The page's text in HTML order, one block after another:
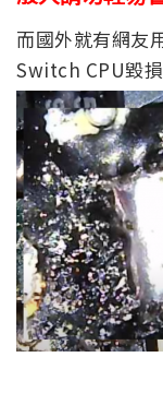
而國外就有網友
Switch CPU毀